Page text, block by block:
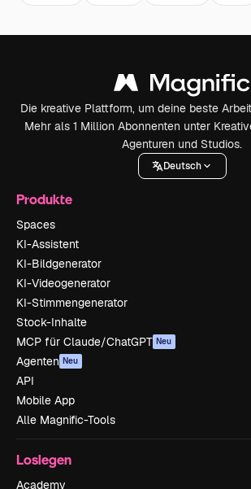
Die kreative Plattform, um deine beste
Mehr als 1 Million Abonnenten unter
Agenturen und Studios.
Deutsch
Produkte
Spaces
KI-Assistent
KI-Bildgenerator
KI-Videogenerator
KI-Stimmengenerator
Stock-Inhalte
MCP für Claude/ChatGPT Neu
Agenten Neu
API
Mobile App
Alle Magnific-Tools
Loslegen
Academy